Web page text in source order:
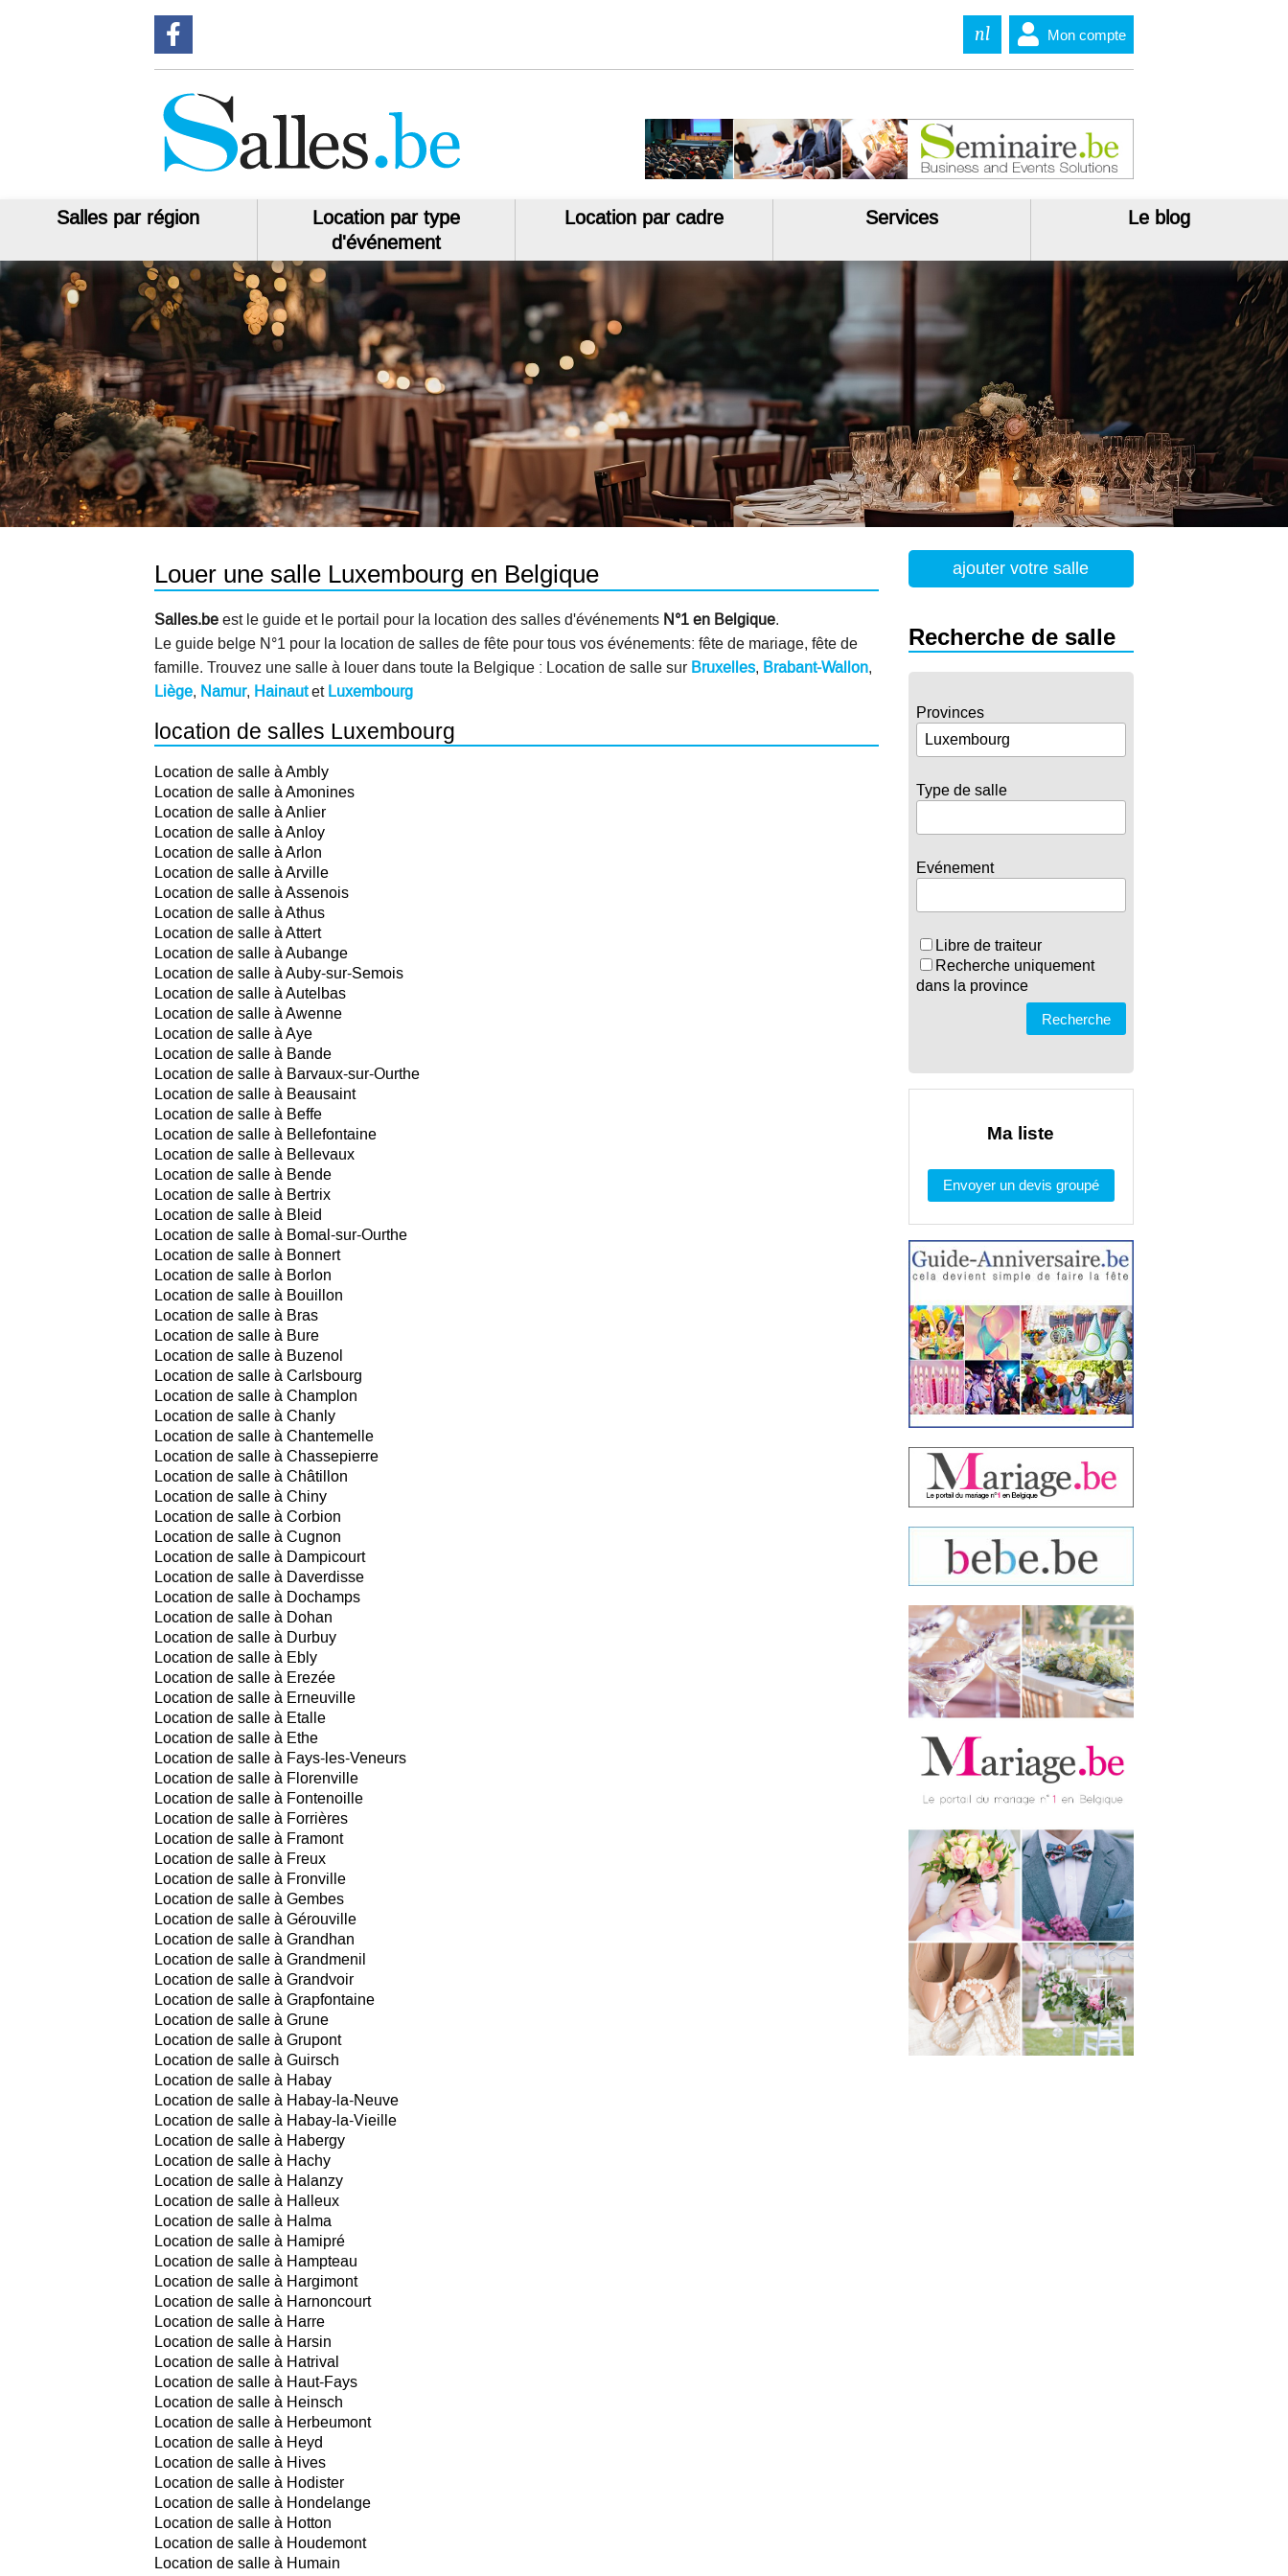
nl Mon compte
Salles par région
Location par type
d'événement
Location par cadre Services Le blog
Louer une salle Luxembourg en Belgique
Salles.beest le guide et le portail pour la location des salles d'événements N°1 en Belgique.
Le guide belge N°1 pour la location de salles de fête pour tous vos événements: fête de mariage, fête de
famille. Trouvez une salle à louer dans toute la Belgique : Location de salle sur Bruxelles, Brabant-Wallon,
Liège, Namur, HainautetLuxembourg
location de salles Luxembourg
Location de salle à Ambly
Location de salle à Amonines
Location de salle à Anlier
Location de salle à Anloy
Location de salle à Arlon
Location de salle à Arville
Location de salle à Assenois
Location de salle à Athus
Location de salle à Attert
Location de salle à Aubange
Location de salle à Auby-sur-Semois
Location de salle à Autelbas
Location de salle à Awenne
Location de salle à Aye
Location de salle à Bande
Location de salle à Barvaux-sur-Ourthe
Location de salle à Beausaint
Location de salle à Beffe
Location de salle à Bellefontaine
Location de salle à Bellevaux
Location de salle à Bende
Location de salle à Bertrix
Location de salle à Bleid
Location de salle à Bomal-sur-Ourthe
Location de salle à Bonnert
Location de salle à Borlon
Location de salle à Bouillon
Location de salle à Bras
Location de salle à Bure
Location de salle à Buzenol
Location de salle à Carlsbourg
Location de salle à Champlon
Location de salle à Chanly
Location de salle à Chantemelle
Location de salle à Chassepierre
Location de salle à Châtillon
Location de salle à Chiny
Location de salle à Corbion
Location de salle à Cugnon
Location de salle à Dampicourt
Location de salle à Daverdisse
Location de salle à Dochamps
Location de salle à Dohan
Location de salle à Durbuy
Location de salle à Ebly
Location de salle à Erezée
Location de salle à Erneuville
Location de salle à Etalle
Location de salle à Ethe
Location de salle à Fays-les-Veneurs
Location de salle à Florenville
Location de salle à Fontenoille
Location de salle à Forrières
Location de salle à Framont
Location de salle à Freux
Location de salle à Fronville
Location de salle à Gembes
Location de salle à Gérouville
Location de salle à Grandhan
Location de salle à Grandmenil
Location de salle à Grandvoir
Location de salle à Grapfontaine
Location de salle à Grune
Location de salle à Grupont
Location de salle à Guirsch
Location de salle à Habay
Location de salle à Habay-la-Neuve
Location de salle à Habay-la-Vieille
Location de salle à Habergy
Location de salle à Hachy
Location de salle à Halanzy
Location de salle à Halleux
Location de salle à Halma
Location de salle à Hamipré
Location de salle à Hampteau
Location de salle à Hargimont
Location de salle à Harnoncourt
Location de salle à Harre
Location de salle à Harsin
Location de salle à Hatrival
Location de salle à Haut-Fays
Location de salle à Heinsch
Location de salle à Herbeumont
Location de salle à Heyd
Location de salle à Hives
Location de salle à Hodister
Location de salle à Hondelange
Location de salle à Hotton
Location de salle à Houdemont
Location de salle à Humain
ajouter votre salle
Recherche de salle
Provinces
Type de salle
Evénement
Libre de traiteur
Recherche uniquement
dans la province
Recherche
Ma liste
Envoyer un devis groupé